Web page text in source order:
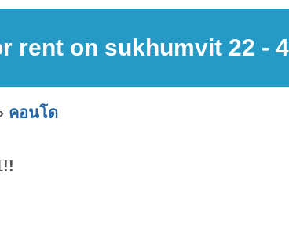
rent on sukhumvit 22 -
คอนโด